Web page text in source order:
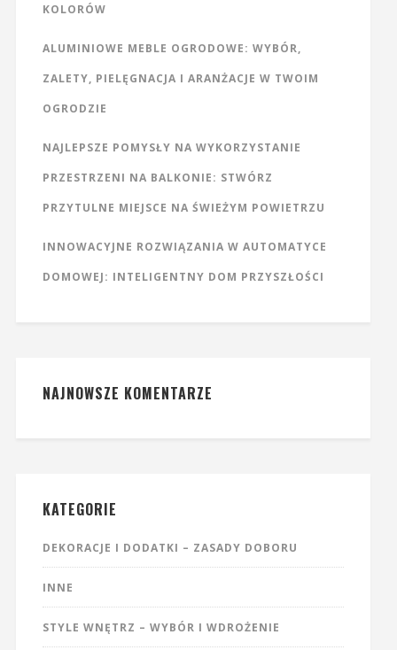
KOLORÓW
ALUMINIOWE MEBLE OGRODOWE: WYBÓR,
ZALETY, PIELĘGNACJA I ARANŻACJE W TWOIM
OGRODZIE
NAJLEPSZE POMYSŁY NA WYKORZYSTANIE
PRZESTRZENI NA BALKONIE: STWÓRZ
PRZYTULNE MIEJSCE NA ŚWIEŻYM POWIETRZU
INNOWACYJNE ROZWIĄZANIA W AUTOMATYCE
DOMOWEJ: INTELIGENTNY DOM PRZYSZŁOŚCI
NAJNOWSZE KOMENTARZE
KATEGORIE
DEKORACJE I DODATKI – ZASADY DOBORU
INNE
STYLE WNĘTRZ – WYBÓR I WDROŻENIE